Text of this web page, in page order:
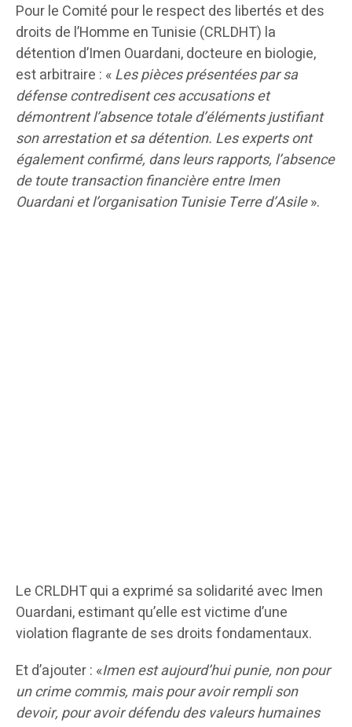
Pour le Comité pour le respect des libertés et des
droits de l’Homme en Tunisie (CRLDHT) la
détention d’Imen Ouardani, docteure en biologie,
est arbitraire : «Les pièces présentées par sa
défense contredisent ces accusations et
démontrent l’absence totale d’éléments justifiant
son arrestation et sa détention. Les experts ont
également confirmé, dans leurs rapports, l’absence
de toute transaction financière entre Imen
Ouardani et l’organisation Tunisie Terre d’Asile».
Le CRLDHT qui a exprimé sa solidarité avec Imen
Ouardani, estimant qu’elle est victime d’une
violation flagrante de ses droits fondamentaux.
Et d’ajouter : «Imen est aujourd’hui punie, non pour
un crime commis, mais pour avoir rempli son
devoir, pour avoir défendu des valeurs humaines